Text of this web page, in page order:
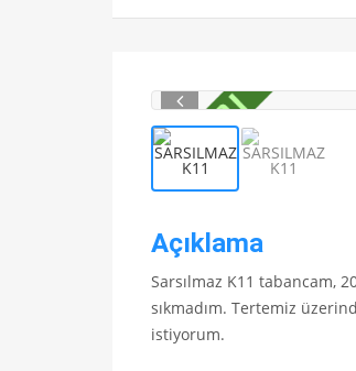
Açıklama
Sarsılmaz K11 tabancam,
sıkmadım. Tertemiz
istiyorum.